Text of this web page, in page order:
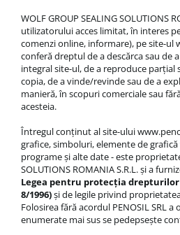
WOLF GROUP SEALING SOLUTIONS
utilizatorului acces limitat, în interes
comenzi online, informare), pe site-ul
conferă dreptul de a descărca sau de
integral site-ul, de a reproduce parțial
copia, de a vinde/revinde sau de a
manieră, în scopuri comerciale sau
acesteia.
Întregul conținut al site-ului
grafice, simboluri, elemente de
programe și alte date - este
SOLUTIONS ROMANIA S.R.L. și a
Legea pentru protecția
8/1996)și de legile privind
Folosirea fără acordul PENOSIL SRL
enumerate mai sus se pedepsește